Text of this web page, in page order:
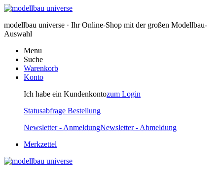
modellbau universe · Ihr Online-Shop mit der großen Modellbau-
Auswahl
Menu
Suche
Warenkorb
Konto
Ich habe ein Kundenkontozum Login
Statusabfrage Bestellung
Newsletter - AnmeldungNewsletter - Abmeldung
Merkzettel